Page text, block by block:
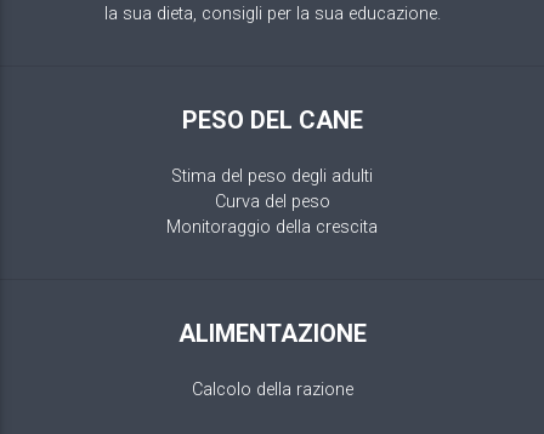
la sua dieta, consigli per la sua educazione.
PESO DEL CANE
Stima del peso degli adulti
Curva del peso
Monitoraggio della crescita
ALIMENTAZIONE
Calcolo della razione